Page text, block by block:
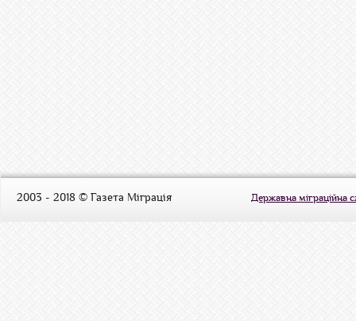
2003 - 2018 © Газета Міграція Державна міграційна